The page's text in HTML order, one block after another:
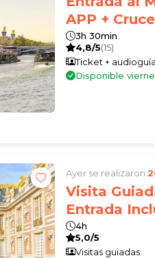
APP +
3h 30min
4,8/5(15)
Ticket + audioguía
Disponible
Ayer se realizaron
Visita
Entrada
4h
5,0/5
Visitas guiadas